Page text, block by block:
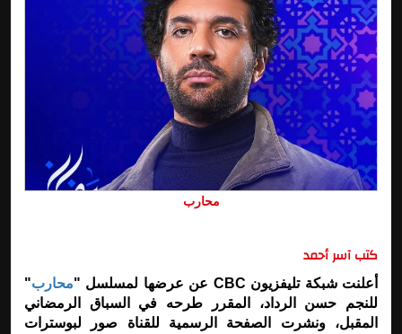
محارب
كتب آسر أحمد
أعلنت شبكة تليفزيون CBC عن عرضها لمسلسل " محارب"
للنجم حسن الرداد، المقرر طرحه في السباق الرمضاني
المقبل، ونشرت الصفحة الرسمية للقناة صور لبوسترات